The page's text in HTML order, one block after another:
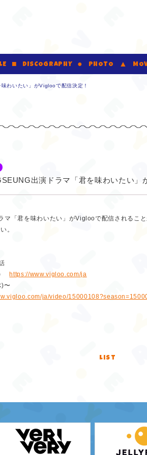
DISCOGRAPHY PHOTO
わいたい」がViglooで配信決定！
出演ドラマ「君を味わいたい」
マ「君を味わいたい」がViglooで配信されること
。
https://www.vigloo.com/ja
)〜
ja/video/
list